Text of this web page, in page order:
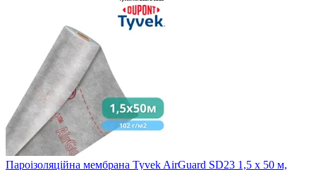
Пароізоляційна мембрана Tyvek AirGuard SD23 1,5 x 50 м,